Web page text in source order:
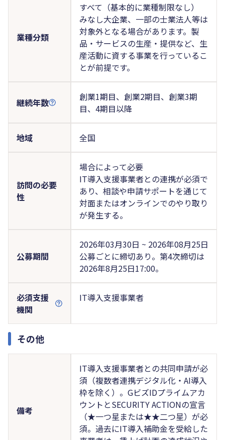
業種分類
すべて（基本的に業種制限なし）
みなし大企業、一部の士業法人等は
対象外となる場合があります。製
品・サービスの生産・提供など、生
産活動に資する事業を行っているこ
とが前提です。
継続年数
創業1期目、創業2期目、創業3期
目、4期目以降
地域 全国
訪問の必要
性
場合によって必要
IT導入支援事業者との連携が必須で
あり、相談や申請サポートを通じて
対面またはオンラインでのやり取り
が発生する。
公募期間
2026年03月30日 ~ 2026年08月25日
公募ごとに締切あり。第4次締切は
2026年8月25日17:00。
必須支援
機関
IT導入支援事業者
その他
備考
IT導入支援事業者との共同申請が必
須（複数者連携デジタル化・AI導入
枠を除く）。GビズIDプライムアカ
ウントとSECURITY ACTIONの宣言
（★一つ星または★★二つ星）が必
須。過去にIT導入補助金を受給した